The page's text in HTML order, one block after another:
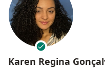
Karen Regina